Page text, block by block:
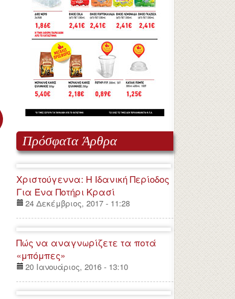
Πρόσφατα Άρθρα
Χριστούγεννα: Η Ιδανική Περίοδος
Για Ένα Ποτήρι Κρασί
24 Δεκέμβριος, 2017 - 11:28
Πώς να αναγνωρίζετε τα ποτά
«μπόμπες»
20 Ιανουάριος, 2016 - 13:10